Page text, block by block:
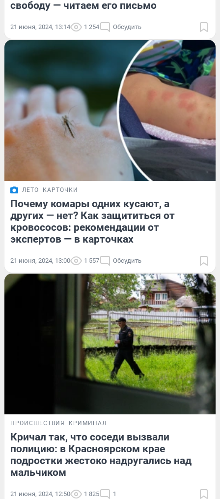
свободу — читаем его письмо
21 июня, 2024, 13:14 1 254 Обсудить
ЛЕТО КАРТОЧКИ
Почему комары одних кусают, а
других — нет? Как защититься от
кровососов: рекомендации от
экспертов — в карточках
21 июня, 2024, 13:00 1 557 Обсудить
ПРОИСШЕСТВИЯ КРИМИНАЛ
Кричал так, что соседи вызвали
полицию: в Красноярском крае
подростки жестоко надругались над
мальчиком
21 июня, 2024, 12:50 1 825 1